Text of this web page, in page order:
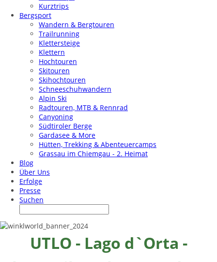
Kurztrips
Bergsport
Wandern & Bergtouren
Trailrunning
Klettersteige
Klettern
Hochtouren
Skitouren
Skihochtouren
Schneeschuhwandern
Alpin Ski
Radtouren, MTB & Rennrad
Canyoning
Südtiroler Berge
Gardasee & More
Hütten, Trekking & Abenteuercamps
Grassau im Chiemgau - 2. Heimat
Blog
Über Uns
Erfolge
Presse
Suchen
UTLO - Lago d`Orta -